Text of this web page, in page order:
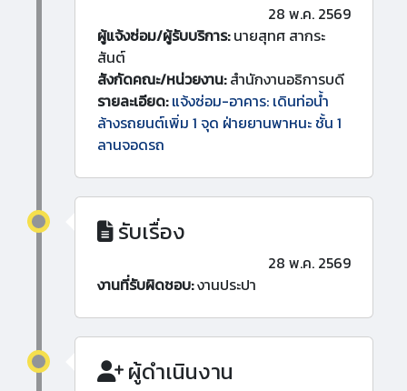
28 พ.ค. 2569
ผู้แจ้งซ่อม/ผู้รับบริการ:นายสุทศ สากระ
สันต์
สังกัดคณะ/หน่วยงาน:สำนักงานอธิการบดี
รายละเอียด: แจ้งซ่อม-อาคาร: เดินท่อน้ำ
ล้างรถยนต์เพิ่ม 1 จุด ฝ่ายยานพาหนะ ชั้น 1
ลานจอดรถ
รับเรื่อง
28 พ.ค. 2569
งานที่รับผิดชอบ:งานประปา
ผู้ดำเนินงาน